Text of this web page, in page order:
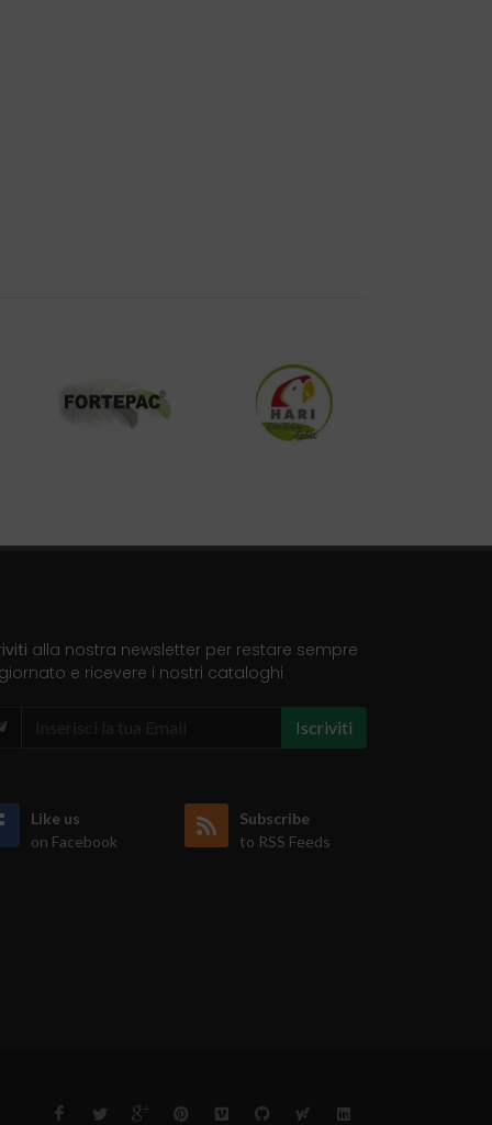
alla nostra newsletter per restare sempre
e ricevere i nostri cataloghi
Iscriviti
Like us
on Facebook
Subscribe
to RSS Feeds